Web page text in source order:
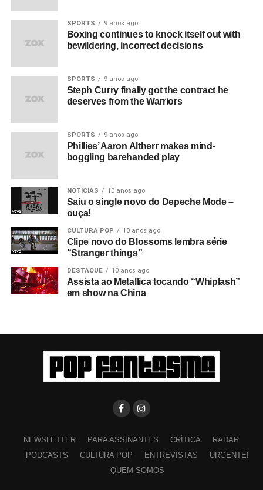
SPORTS 9 anos ago
Boxing continues to knock itself out with
bewildering, incorrect decisions
SPORTS 9 anos ago
Steph Curry finally got the contract he
deserves from the Warriors
SPORTS 9 anos ago
Phillies’ Aaron Altherr makes mind-
boggling barehanded play
NOTÍCIAS 10 anos ago
Saiu o single novo do Depeche Mode –
ouça!
CULTURA POP 10 anos ago
Clipe novo do Blossoms lembra série
“Stranger things”
DESTAQUE 10 anos ago
Assista ao Metallica tocando “Whiplash”
em show na China
NEWSLETTER PARA ASSINANTES CRÍTICA
RADAR
PODCASTS
CULTURA POP ENTREVISTAS
URGENTE!
QUEM SOMOS